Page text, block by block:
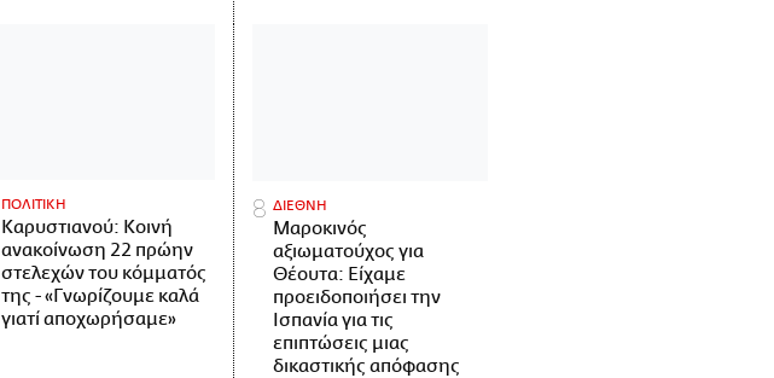
ΠΟΛΙΤΙΚΗ
Καρυστιανού: Κοινή
ανακοίνωση 22 πρώην
στελεχών του κόμματός
της - «Γνωρίζουμε καλά
γιατί αποχωρήσαμε»
ΔΙΕΘΝΗ
Μαροκινός
αξιωματούχος για
Θέουτα: Είχαμε
προειδοποιήσει την
Ισπανία για τις
επιπτώσεις μιας
δικαστικής απόφασης